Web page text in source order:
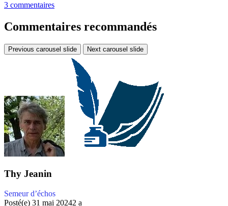
3 commentaires
Commentaires recommandés
Previous carousel slide Next carousel slide
Thy Jeanin
Semeur d’échos
Posté(e) 31 mai 20242 a